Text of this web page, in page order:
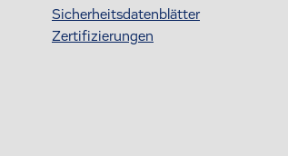
S icherheitsdatenblätter
Zertifizierungen